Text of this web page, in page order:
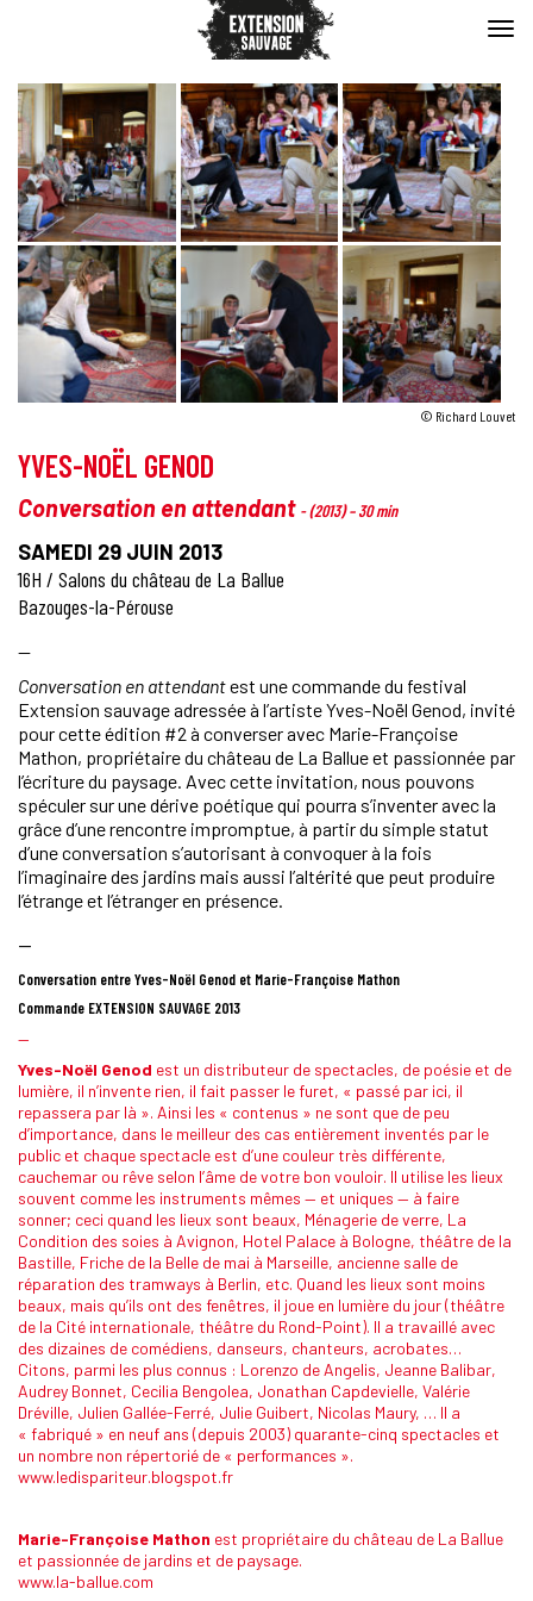
© Richard Louvet
YVES-NOËL GENOD
Conversation en attendant - (2013) – 30 min
SAMEDI 29 JUIN 2013
16H / Salons du château de La Ballue
Bazouges-la-Pérouse
—
Conversation en attendantest une commande du festival
Extension sauvage adressée à l’artiste Yves-Noël Genod, invité
pour cette édition #2 à converser avec Marie-Françoise
Mathon, propriétaire du château de La Ballue et passionnée par
l’écriture du paysage. Avec cette invitation, nous pouvons
spéculer sur une dérive poétique qui pourra s’inventer avec la
grâce d’une rencontre impromptue, à partir du simple statut
d’une conversation s’autorisant à convoquer à la fois
l’imaginaire des jardins mais aussi l’altérité que peut produire
l’étrange et l’étranger en présence.
—
Conversation entre Yves-Noël Genod et Marie-Françoise Mathon
Commande EXTENSION SAUVAGE 2013
—
Yves-Noël Genod est un distributeur de spectacles, de poésie et de
lumière, il n’invente rien, il fait passer le furet, « passé par ici, il
repassera par là ». Ainsi les « contenus » ne sont que de peu
d’importance, dans le meilleur des cas entièrement inventés par le
public et chaque spectacle est d’une couleur très différente,
cauchemar ou rêve selon l’âme de votre bon vouloir. Il utilise les lieux
souvent comme les instruments mêmes — et uniques — à faire
sonner; ceci quand les lieux sont beaux, Ménagerie de verre, La
Condition des soies à Avignon, Hotel Palace à Bologne, théâtre de la
Bastille, Friche de la Belle de mai à Marseille, ancienne salle de
réparation des tramways à Berlin, etc. Quand les lieux sont moins
beaux, mais qu’ils ont des fenêtres, il joue en lumière du jour (théâtre
de la Cité internationale, théâtre du Rond-Point). Il a travaillé avec
des dizaines de comédiens, danseurs, chanteurs, acrobates…
Citons, parmi les plus connus : Lorenzo de Angelis, Jeanne Balibar,
Audrey Bonnet, Cecilia Bengolea, Jonathan Capdevielle, Valérie
Dréville, Julien Gallée-Ferré, Julie Guibert, Nicolas Maury, … Il a
« fabriqué » en neuf ans (depuis 2003) quarante-cinq spectacles et
un nombre non répertorié de « performances ».
www.ledispariteur.blogspot.fr
Marie-Françoise Mathon est propriétaire du château de La Ballue
et passionnée de jardins et de paysage.
www.la-ballue.com